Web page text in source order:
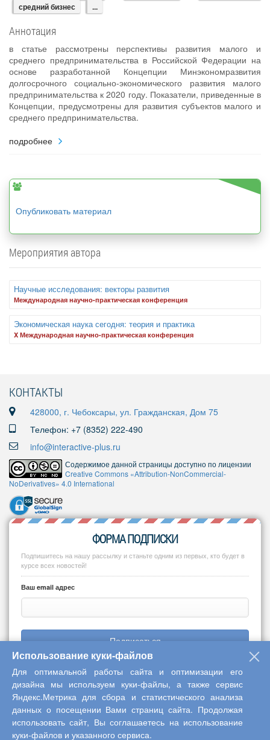
средний бизнес
...
Аннотация
в статье рассмотрены перспективы развития малого и
среднего предпринимательства в Российской Федерации на
основе разработанной Концепции Минэкономразвития
долгосрочного социально-экономического развития малого
предпринимательства к 2020 году. Показатели, приведенные в
Концепции, предусмотрены для развития субъектов малого и
среднего предпринимательства.
подробнее
Опубликовать материал
Мероприятия автора
Научные исследования: векторы развития
Международная научно-практическая конференция
Экономическая наука сегодня: теория и практика
X Международная научно-практическая конференция
КОНТАКТЫ
428000, г. Чебоксары, ул. Гражданская, Дом 75
Телефон: +7 (8352) 222-490
info@interactive-plus.ru
Содержимое данной страницы доступно по лицензии
Creative Commons «Attribution-NonCommercial-
NoDerivatives» 4.0 International
ФОРМА ПОДПИСКИ
Подпишитесь на нашу рассылку и станьте одним из первых, кто будет в
курсе всех новостей!
Ваш email адрес
Подписаться
Copyright © 2013-2026 Центр научного сотрудничества «Интерактив
плюс»
Использование куки-файлов
Для оптимальной работы сайта и оптимизации его
дизайна мы используем куки-файлы, а также сервис
Яндекс.Метрика для сбора и статистического анализа
данных о посещении Вами страниц сайта. Продолжая
использовать сайт, Вы соглашаетесь на использование
куки-файлов и указанного сервиса.